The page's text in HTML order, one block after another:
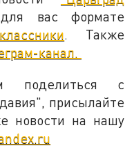
вас формате
. Также
канал.
с
присылайте
новости на нашу